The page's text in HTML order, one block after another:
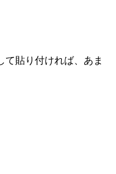
貼り付ければ、あま